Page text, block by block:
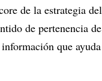
de la estrategia del
de pertenencia de
que ayuda